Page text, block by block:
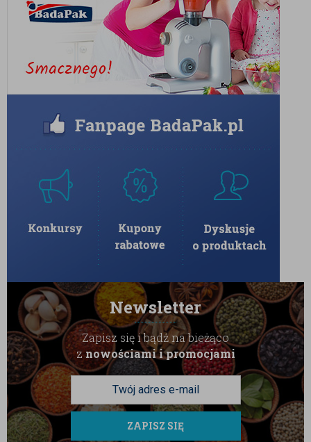
Newsletter
Zapisz się i bądź na bieżąco
znowościami i promocjami
ZAPISZ SIĘ